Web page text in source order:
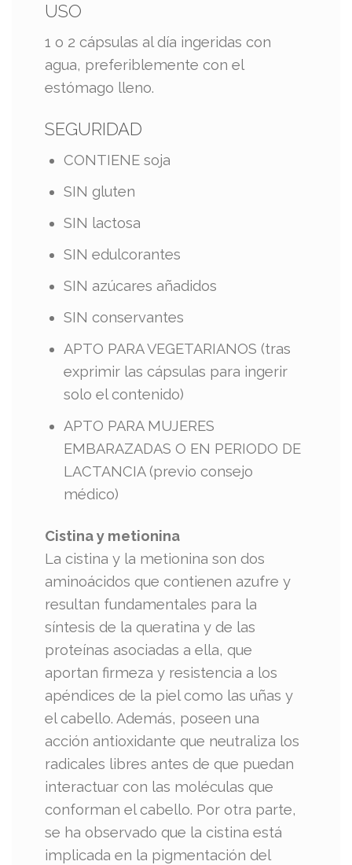
USO
​1 o 2 cápsulas al día ingeridas con
agua, preferiblemente con el
estómago lleno.
SEGURIDAD
​CONTIENE soja
SIN gluten
SIN lactosa
SIN edulcorantes
SIN azúcares añadidos
SIN conservantes
APTO PARA VEGETARIANOS (tras
exprimir las cápsulas para ingerir
solo el contenido)
APTO PARA MUJERES
EMBARAZADAS O EN PERIODO DE
LACTANCIA (previo consejo
médico)
Cistina y metionina
La cistina y la metionina son dos
aminoácidos que contienen azufre y
resultan fundamentales para la
síntesis de la queratina y de las
proteínas asociadas a ella, que
aportan firmeza y resistencia a los
apéndices de la piel como las uñas y
el cabello. Además, poseen una
acción antioxidante que neutraliza los
radicales libres antes de que puedan
interactuar con las moléculas que
conforman el cabello. Por otra parte,
se ha observado que la cistina está
implicada en la pigmentación del